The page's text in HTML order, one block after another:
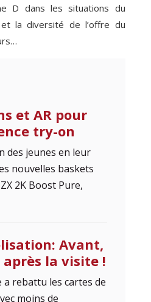
D dans les situations du
la diversité de l’offre du
et AR pour
try-on
des jeunes en leur
nouvelles baskets
2K Boost Pure,
Avant,
la visite !
a rebattu les cartes de
moins de